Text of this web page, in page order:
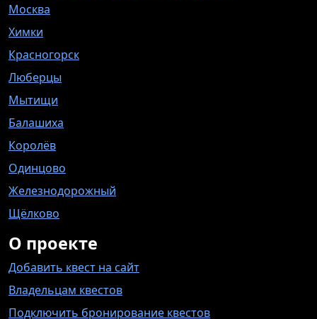
Москва
Химки
Красногорск
Люберцы
Мытищи
Балашиха
Королёв
Одинцово
Железнодорожный
Щёлково
О проекте
Добавить квест на сайт
Владельцам квестов
Подключить бронирование квестов